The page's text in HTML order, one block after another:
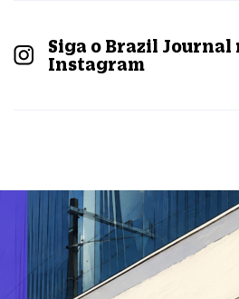
Siga o Brazil Journal
Instagram